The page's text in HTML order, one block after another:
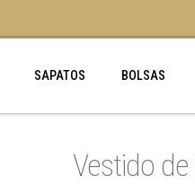
SAPATOS BOLSAS
Vestido